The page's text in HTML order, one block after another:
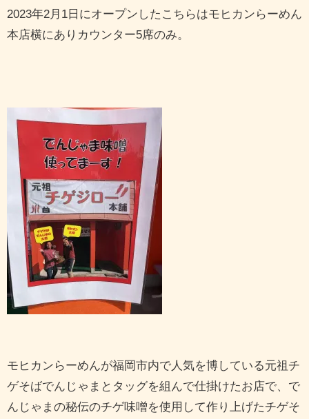
2023年2月1日にオープンしたこちらはモヒカンらーめん
本店横にありカウンター5席のみ。
モヒカンらーめんが福岡市内で人気を博している元祖チ
ゲそばでんじゃまとタッグを組んで仕掛けたお店で、で
んじゃまの秘伝のチゲ味噌を使用して作り上げたチゲそ